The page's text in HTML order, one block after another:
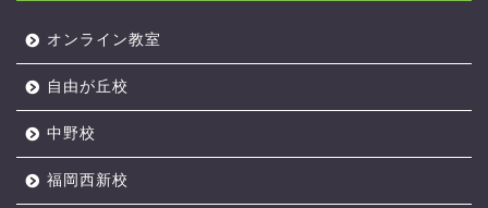
オンライン教室
自由が丘校
中野校
福岡西新校